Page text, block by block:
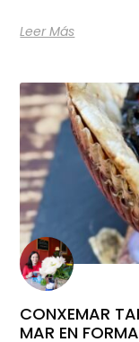
Leer Más
CONXEMAR
MAR EN